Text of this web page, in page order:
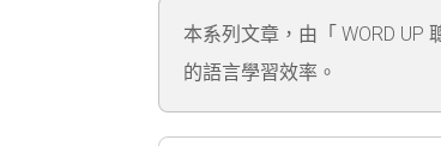
本系列文章，由「 WORD UP
的語言學習效率。